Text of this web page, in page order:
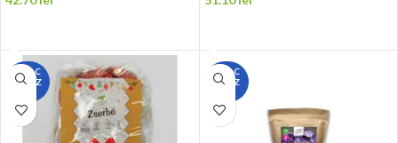
STOC
EPUIZ
STOC
EPUIZ